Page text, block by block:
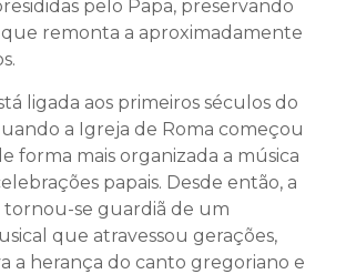
pelo Papa, preservando
remonta a aproximadamente
ligada aos primeiros séculos do
a Igreja de Roma começou
forma mais organizada a música
papais. Desde então, a
tornou-se guardiã de um
que atravessou gerações,
a herança do canto gregoriano e